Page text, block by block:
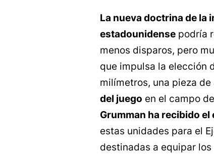
La nueva doctrina de la
estadounidense podría
menos disparos, pero
que impulsa la elección
milímetros, una pieza
del juego en el campo
Grumman ha recibido el
estas unidades para el
destinadas a equipar